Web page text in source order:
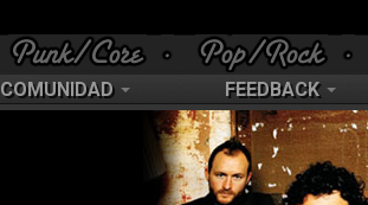
COMUNIDAD FEEDBACK